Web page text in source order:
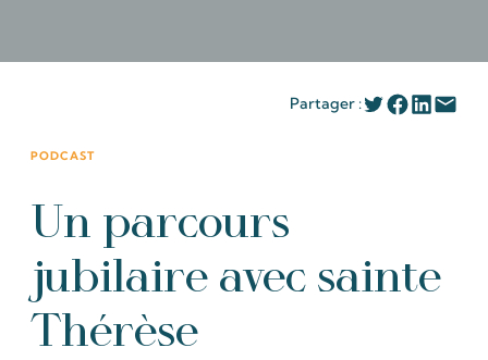
Partager :
PODCAST
Un parcours
jubilaire avec sainte
Thérèse